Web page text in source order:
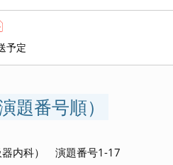
予定
題番号順）
内科） 演題番号1-17